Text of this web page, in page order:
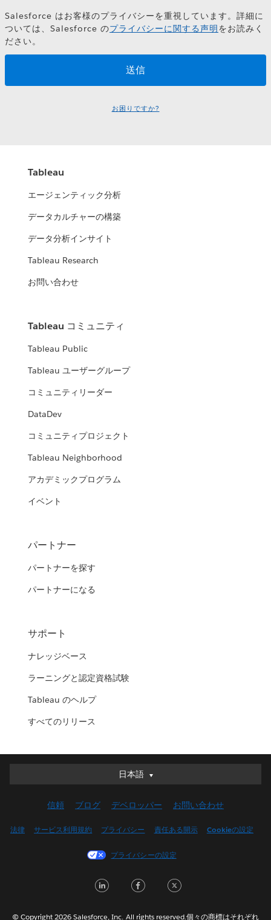
Salesforce はお客様のプライバシーを重視しています。詳細に
ついては、Salesforce のプライバシーに関する声明をお読みく
ださい。
お困りですか?
Tableau
エージェンティック分析
データカルチャーの構築
データ分析インサイト
Tableau Research
お問い合わせ
Tableau コミュニティ
Tableau Public
Tableau ユーザーグループ
コミュニティリーダー
DataDev
コミュニティプロジェクト
Tableau Neighborhood
アカデミックプログラム
イベント
パートナー
パートナーを探す
パートナーになる
サポート
ナレッジベース
ラーニングと認定資格試験
Tableau のヘルプ
すべてのリリース
日本語
日本語
English (UK)
Français (Canada)
Italiano
信頼 ブログ デベロッパー お問い合わせ
法律 サービス利用規約 プライバシー 責任ある開示 Cookieの設定
プライバシーの設定
LinkedInFacebook
© Copyright 2026 Salesforce, Inc. All rights reserved.個々の商標はそれぞれ